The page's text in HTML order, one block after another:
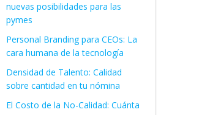
nuevas posibilidades para las
pymes
Personal Branding para CEOs: La
cara humana de la tecnología
Densidad de Talento: Calidad
sobre cantidad en tu nómina
El Costo de la No-Calidad: Cuánta